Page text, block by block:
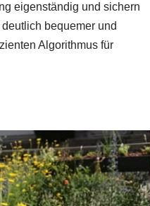
eigenständig und sichern
bequemer und
Algorithmus für